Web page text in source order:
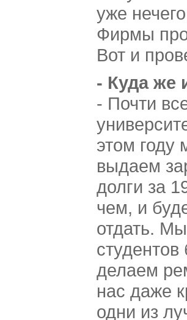
уже
Фирмы
Вот и
- Куда же
- Почти
этом году
выдаем
долги за
чем, и
отдать.
делаем
нас даже
одни из